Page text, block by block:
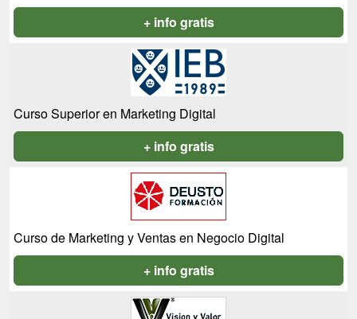
+ info gratis
Curso Superior en Marketing Digital
+ info gratis
Curso de Marketing y Ventas en Negocio Digital
+ info gratis